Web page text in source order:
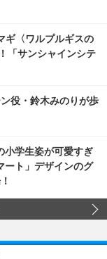
ギ〈ワルプルギスの
「サンシャインシテ
役・鈴木みのりが歩
小学生姿が可愛すぎ
ト」デザインのグ